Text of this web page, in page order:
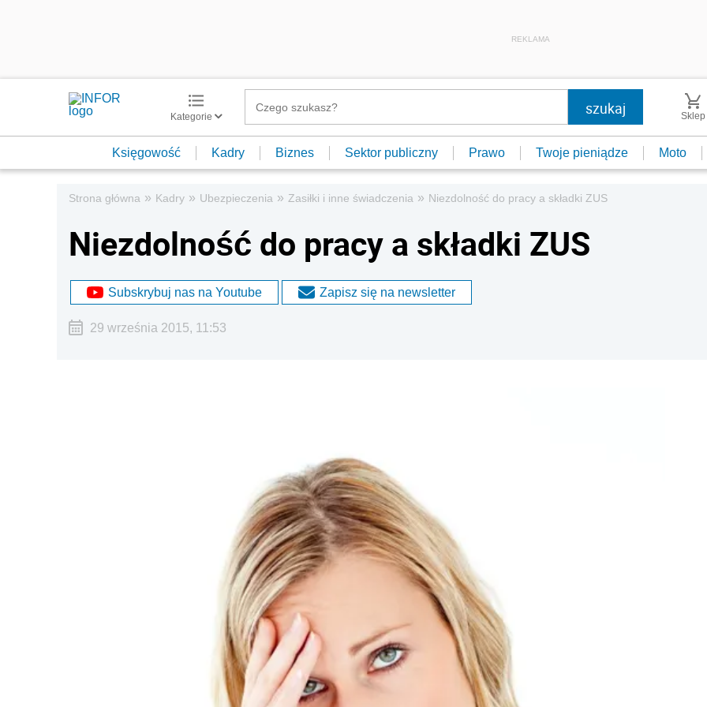
REKLAMA
Kategorie Sklep
Księgowość Kadry Biznes Sektor publiczny Prawo Twoje pieniądze Moto
Strona główna » Kadry » Ubezpieczenia » Zasiłki i inne świadczenia » Niezdolność do pracy a składki ZUS
Niezdolność do pracy a składki ZUS
Subskrybuj nas na Youtube Zapisz się na newsletter
29 września 2015, 11:53